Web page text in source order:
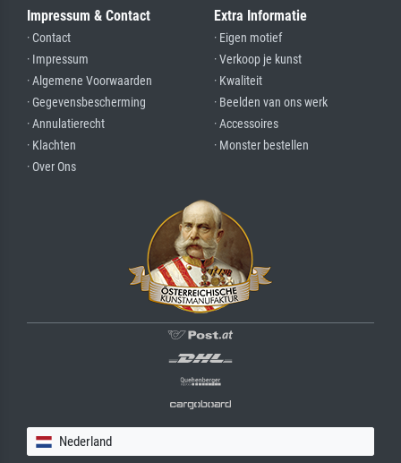
Impressum & Contact
· Contact
· Impressum
· Algemene Voorwaarden
· Gegevensbescherming
· Annulatierecht
· Klachten
· Over Ons
Extra Informatie
· Eigen motief
· Verkoop je kunst
· Kwaliteit
· Beelden van ons werk
· Accessoires
· Monster bestellen
Nederland